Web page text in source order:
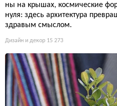
ны на крышах, космические
нуля: здесь архитектура
здравым смыслом.
Дизайн и декор 15 273